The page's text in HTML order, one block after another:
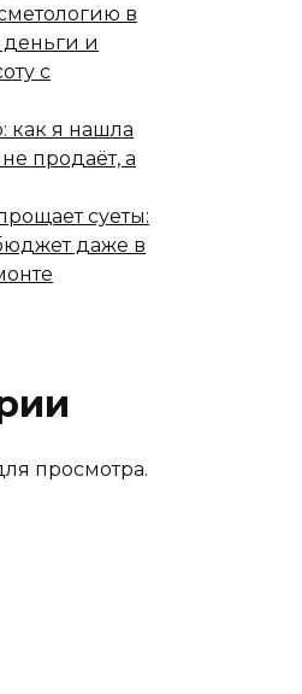
в
деньги и
с
как я нашла
продаёт, а
суеты:
даже в
просмотра.